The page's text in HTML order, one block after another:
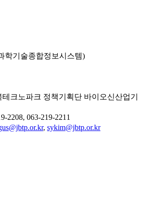
학기술종합정보시스템)
크노파크 정책기획단 바이오신산업기
2208, 063-219-2211
, sykim@jbtp.or.kr